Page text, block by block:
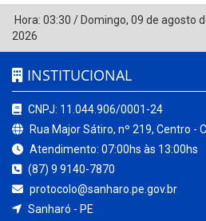
Hora: 03:30 / Domingo, 09 de agosto
2026
INSTITUCIONAL
CNPJ: 11.044.906/0001-24
Rua Major Sátiro, nº 219, Centro -
Atendimento: 07:00hs às 13:00hs
(87) 9 9140-7870
protocolo@sanharo.pe.gov.br
Sanharó - PE